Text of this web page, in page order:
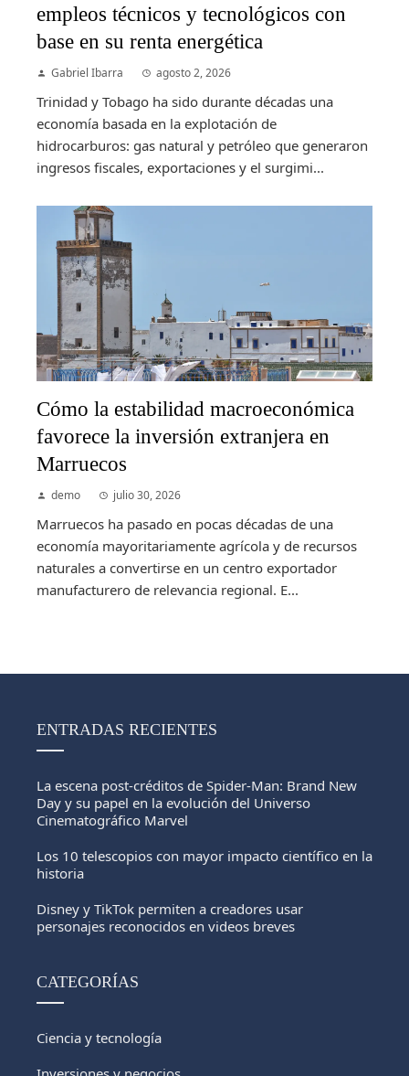
empleos técnicos y tecnológicos con
base en su renta energética
Gabriel Ibarra agosto 2, 2026
Trinidad y Tobago ha sido durante décadas una
economía basada en la explotación de
hidrocarburos: gas natural y petróleo que generaron
ingresos fiscales, exportaciones y el surgimi...
Cómo la estabilidad macroeconómica
favorece la inversión extranjera en
Marruecos
demo julio 30, 2026
Marruecos ha pasado en pocas décadas de una
economía mayoritariamente agrícola y de recursos
naturales a convertirse en un centro exportador
manufacturero de relevancia regional. E...
ENTRADAS RECIENTES
La escena post-créditos de Spider-Man: Brand New
Day y su papel en la evolución del Universo
Cinematográfico Marvel
Los 10 telescopios con mayor impacto científico en la
historia
Disney y TikTok permiten a creadores usar
personajes reconocidos en videos breves
CATEGORÍAS
Ciencia y tecnología